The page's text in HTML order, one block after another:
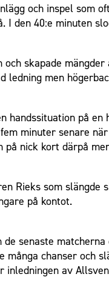
och inspel som
den 40:e minuten
skapade
men
på
minuter senare
nick kort därpå
Rieks som
på kontot.
senaste
många chanser
av